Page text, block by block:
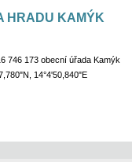
HRADU KAMÝK
746 173 obecní úřada Kamýk
14°4'50,840"E